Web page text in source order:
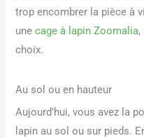
trop encombrer la pièce à
unecage à lapin Zoomalia,
choix.
Au sol ou en hauteur
Aujourd’hui, vous avez la
lapin au sol ou sur pieds.